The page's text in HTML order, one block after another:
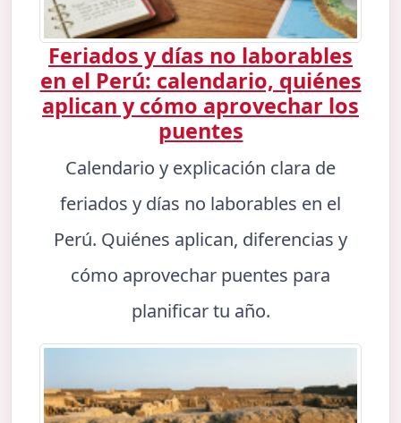
Feriados y días no laborables
en el Perú: calendario, quiénes
aplican y cómo aprovechar los
puentes
Calendario y explicación clara de
feriados y días no laborables en el
Perú. Quiénes aplican, diferencias y
cómo aprovechar puentes para
planificar tu año.